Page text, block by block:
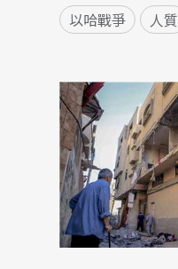
以哈戰爭 人質